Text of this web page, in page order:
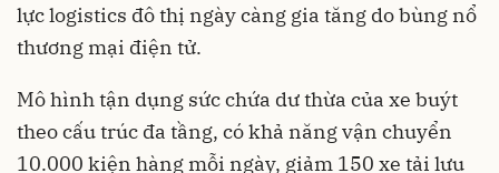
lực logistics đô thị ngày càng gia tăng do bùng nổ
thương mại điện tử.
Mô hình tận dụng sức chứa dư thừa của xe buýt
theo cấu trúc đa tầng, có khả năng vận chuyển
10.000 kiện hàng mỗi ngày, giảm 150 xe tải lưu